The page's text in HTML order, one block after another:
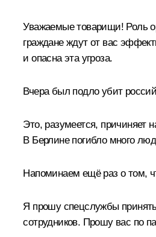
Уважаемые товарищи! Роль
граждане ждут от вас
и опасна эта угроза.
Вчера был подло убит
Это, разумеется, причиняет
В Берлине погибло много
Напоминаем ещё раз о том,
Я прошу спецслужбы
сотрудников. Прошу вас по